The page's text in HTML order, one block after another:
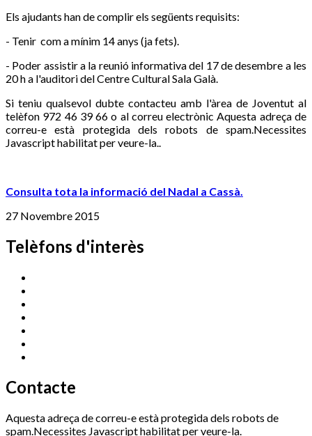
Els ajudants han de complir els següents requisits:
- Tenir com a mínim 14 anys (ja fets).
- Poder assistir a la reunió informativa del 17 de desembre a les
20 h a l'auditori del Centre Cultural Sala Galà.
Si teniu qualsevol dubte contacteu amb l'àrea de Joventut al
telèfon 972 46 39 66 o al correu electrònicAquesta adreça de
correu-e està protegida dels robots de spam.Necessites
Javascript habilitat per veure-la..
Consulta tota la informació del Nadal a Cassà.
27 Novembre 2015
Telèfons d'interès
Contacte
Aquesta adreça de correu-e està protegida dels robots de
spam.Necessites Javascript habilitat per veure-la.